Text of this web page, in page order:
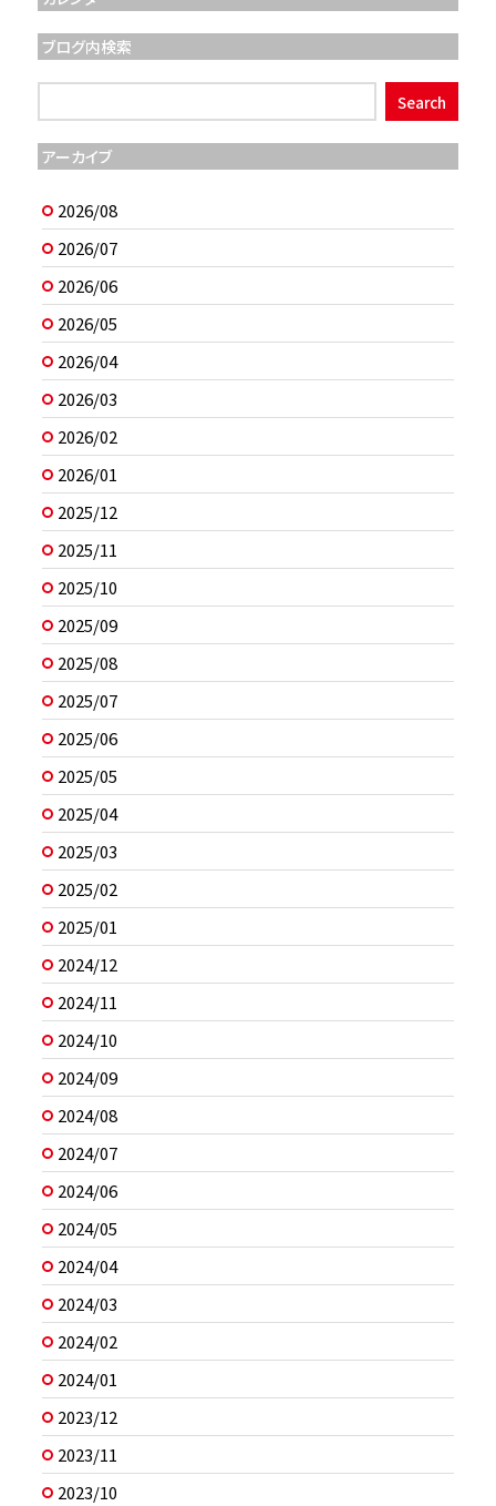
ブログ内検索
アーカイブ
2026/08
2026/07
2026/06
2026/05
2026/04
2026/03
2026/02
2026/01
2025/12
2025/11
2025/10
2025/09
2025/08
2025/07
2025/06
2025/05
2025/04
2025/03
2025/02
2025/01
2024/12
2024/11
2024/10
2024/09
2024/08
2024/07
2024/06
2024/05
2024/04
2024/03
2024/02
2024/01
2023/12
2023/11
2023/10